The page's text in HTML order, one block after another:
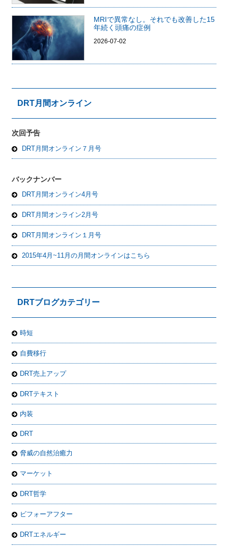
MRIで異常なし。それでも改善した15
年続く頭痛の症例
2026-07-02
DRT月間オンライン
次回予告
DRT月間オンライン７月号
バックナンバー
DRT月間オンライン4月号
DRT月間オンライン2月号
DRT月間オンライン１月号
2015年4月~11月の月間オンラインはこちら
DRTブログカテゴリー
時短
自費移行
DRT売上アップ
DRTテキスト
内装
DRT
脅威の自然治癒力
マーケット
DRT哲学
ビフォーアフター
DRTエネルギー